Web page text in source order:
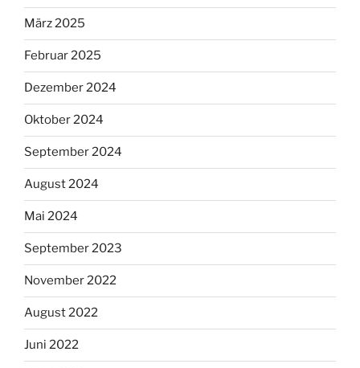
März 2025
Februar 2025
Dezember 2024
Oktober 2024
September 2024
August 2024
Mai 2024
September 2023
November 2022
August 2022
Juni 2022